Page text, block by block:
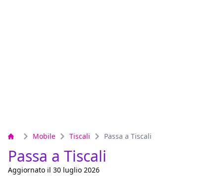
Mobile Tiscali Passa a Tiscali
Passa a Tiscali
Aggiornato il 30 luglio 2026